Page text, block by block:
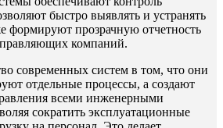
быстро выявлять и устранять
формируют прозрачную отчетность
компаний.
современных систем в том, что они
отдельные процессы, а создают
всеми инженерными
сократить эксплуатационные